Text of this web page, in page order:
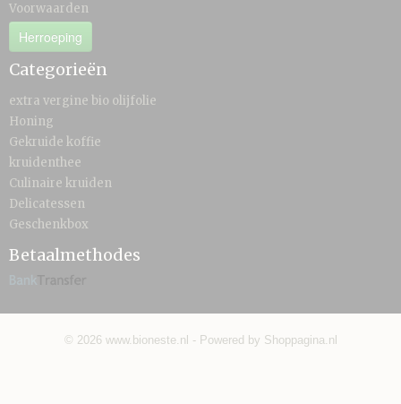
Voorwaarden
Herroeping
Categorieën
extra vergine bio olijfolie
Honing
Gekruide koffie
kruidenthee
Culinaire kruiden
Delicatessen
Geschenkbox
Betaalmethodes
© 2026 www.bioneste.nl - Powered by Shoppagina.nl